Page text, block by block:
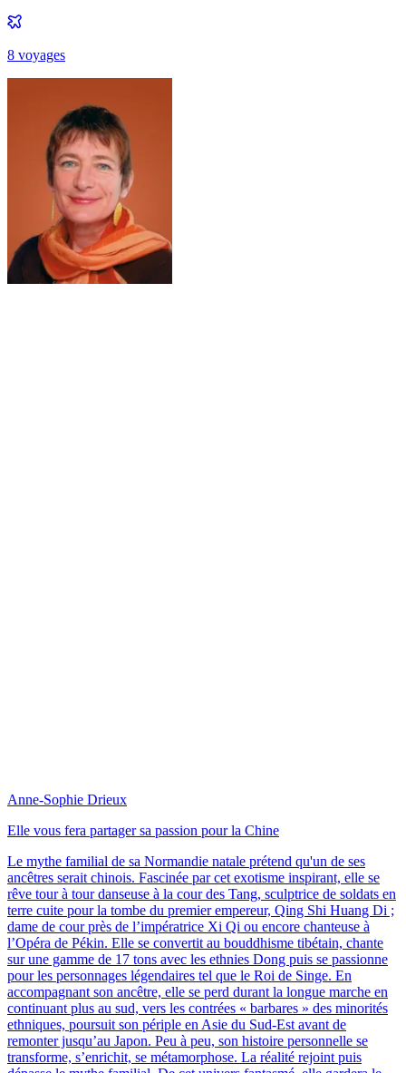
8 voyages
Anne-Sophie Drieux
Elle vous fera partager sa passion pour la Chine
Le mythe familial de sa Normandie natale prétend qu'un de ses
ancêtres serait chinois. Fascinée par cet exotisme inspirant, elle se
rêve tour à tour danseuse à la cour des Tang, sculptrice de soldats en
terre cuite pour la tombe du premier empereur, Qing Shi Huang Di ;
dame de cour près de l’impératrice Xi Qi ou encore chanteuse à
l’Opéra de Pékin. Elle se convertit au bouddhisme tibétain, chante
sur une gamme de 17 tons avec les ethnies Dong puis se passionne
pour les personnages légendaires tel que le Roi de Singe. En
accompagnant son ancêtre, elle se perd durant la longue marche en
continuant plus au sud, vers les contrées « barbares » des minorités
ethniques, poursuit son périple en Asie du Sud-Est avant de
remonter jusqu’au Japon. Peu à peu, son histoire personnelle se
transforme, s’enrichit, se métamorphose. La réalité rejoint puis